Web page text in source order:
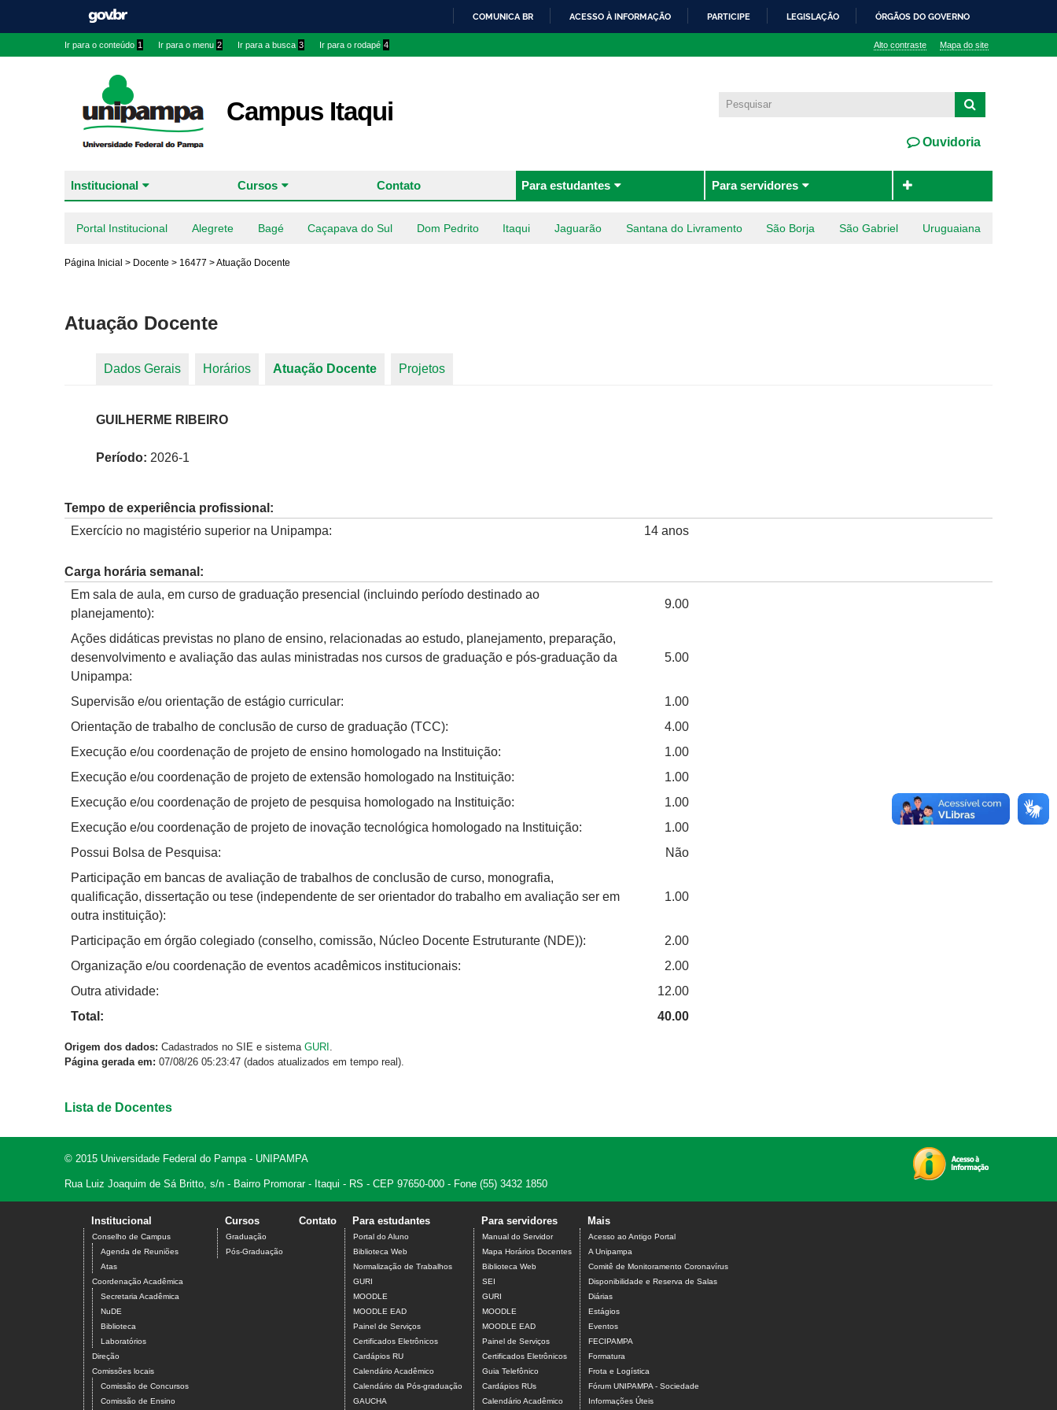
COMUNICA BR ACESSO À INFORMAÇÃO PARTICIPE LEGISLAÇÃO ÓRGÃOS DO GOVERNO
Ir para o conteúdo 1 Ir para o menu 2 Ir para a busca 3 Ir para o rodapé 4 Alto contraste Mapa do site
Campus Itaqui
Ouvidoria
Institucional Cursos Contato Para estudantes Para servidores
Portal Institucional Alegrete Bagé Caçapava do Sul Dom Pedrito Itaqui Jaguarão Santana do Livramento São Borja São Gabriel Uruguaiana
Página Inicial > Docente > 16477 >Atuação Docente
Atuação Docente
Dados Gerais Horários Atuação Docente (aba ativa)
Projetos
GUILHERME RIBEIRO
Período: 2026-1
Tempo de experiência profissional:
Exercício no magistério superior na Unipampa:
14 anos
Carga horária semanal:
Em sala de aula, em curso de graduação presencial (incluindo período destinado ao
planejamento):
9.00
Ações didáticas previstas no plano de ensino, relacionadas ao estudo, planejamento, preparação,
desenvolvimento e avaliação das aulas ministradas nos cursos de graduação e pós-graduação da
Unipampa:
5.00
Supervisão e/ou orientação de estágio curricular:
1.00
Orientação de trabalho de conclusão de curso de graduação (TCC):
4.00
Execução e/ou coordenação de projeto de ensino homologado na Instituição:
1.00
Execução e/ou coordenação de projeto de extensão homologado na Instituição:
1.00
Execução e/ou coordenação de projeto de pesquisa homologado na Instituição:
1.00
Execução e/ou coordenação de projeto de inovação tecnológica homologado na Instituição:
1.00
Possui Bolsa de Pesquisa:
Não
Participação em bancas de avaliação de trabalhos de conclusão de curso, monografia,
qualificação, dissertação ou tese (independente de ser orientador do trabalho em avaliação ser em
outra instituição):
1.00
Participação em órgão colegiado (conselho, comissão, Núcleo Docente Estruturante (NDE)):
2.00
Organização e/ou coordenação de eventos acadêmicos institucionais:
2.00
Outra atividade:
12.00
Total:
40.00
Origem dos dados: Cadastrados no SIE e sistema GURI
Página gerada em: 07/08/26 05:23:47 (dados atualizados em tempo real).
Lista de Docentes
© 2015 Universidade Federal do Pampa - UNIPAMPA
Rua Luiz Joaquim de Sá Britto, s/n - Bairro Promorar - Itaqui - RS - CEP 97650-000 - Fone (55) 3432 1850
Institucional
Conselho de Campus
Agenda de Reuniões
Atas
Coordenação Acadêmica
Secretaria Acadêmica
NuDE
Biblioteca
Laboratórios
Direção
Comissões locais
Comissão de Concursos
Comissão de Ensino
Cursos
Graduação
Pós-Graduação
Contato Para estudantes
Portal do Aluno
Biblioteca Web
Normalização de Trabalhos
GURI
MOODLE
MOODLE EAD
Painel de Serviços
Certificados Eletrônicos
Cardápios RU
Calendário Acadêmico
Calendário da Pós-graduação
GAUCHA
Para servidores
Manual do Servidor
Mapa Horários Docentes
Biblioteca Web
SEI
GURI
MOODLE
MOODLE EAD
Painel de Serviços
Certificados Eletrônicos
Guia Telefônico
Cardápios RUs
Calendário Acadêmico
Mais
Acesso ao Antigo Portal
A Unipampa
Comitê de Monitoramento Coronavírus
Disponibilidade e Reserva de Salas
Diárias
Estágios
Eventos
FECIPAMPA
Formatura
Frota e Logística
Fórum UNIPAMPA - Sociedade
Informações Úteis